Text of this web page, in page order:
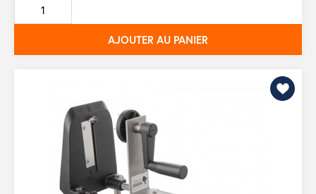
base
AJOUTER AU PANIER